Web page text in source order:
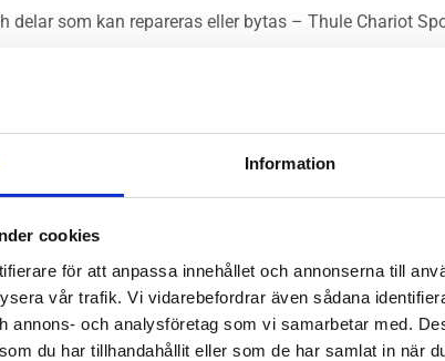
Information
cookies
för att anpassa innehållet och annonserna till
vår trafik. Vi vidarebefordrar även sådana
annons- och analysföretag som vi samarbetar med.
du har tillhandahållit eller som de har samlat in när
delar som kan repareras eller bytas – Thule Chariot
skidåkning